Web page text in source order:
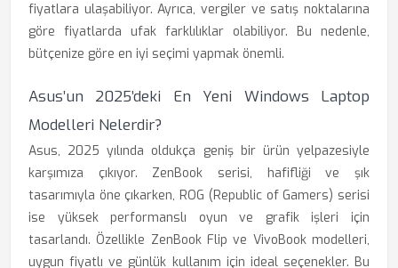
fiyatlara ulaşabiliyor. Ayrıca, vergiler ve satış noktalarına
göre fiyatlarda ufak farklılıklar olabiliyor. Bu nedenle,
bütçenize göre en iyi seçimi yapmak önemli.
Asus’un 2025’deki En Yeni Windows Laptop
Modelleri Nelerdir?
Asus, 2025 yılında oldukça geniş bir ürün yelpazesiyle
karşımıza çıkıyor. ZenBook serisi, hafifliği ve şık
tasarımıyla öne çıkarken, ROG (Republic of Gamers) serisi
ise yüksek performanslı oyun ve grafik işleri için
tasarlandı. Özellikle ZenBook Flip ve VivoBook modelleri,
uygun fiyatlı ve günlük kullanım için ideal seçenekler. Bu